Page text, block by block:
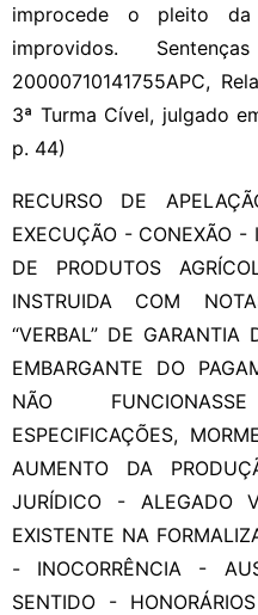
improcede o pleito da
improvidos.
20000710141755APC,
3ª Turma Cível, julgado
p. 44)
RECURSO DE
EXECUÇÃO - CONEXÃO -
DE PRODUTOS
INSTRUIDA COM
“VERBAL” DE GARANTIA
EMBARGANTE DO
NÃO
ESPECIFICAÇÕES,
AUMENTO DA
JURÍDICO - ALEGADO
EXISTENTE NA
- INOCORRÊNCIA -
SENTIDO -